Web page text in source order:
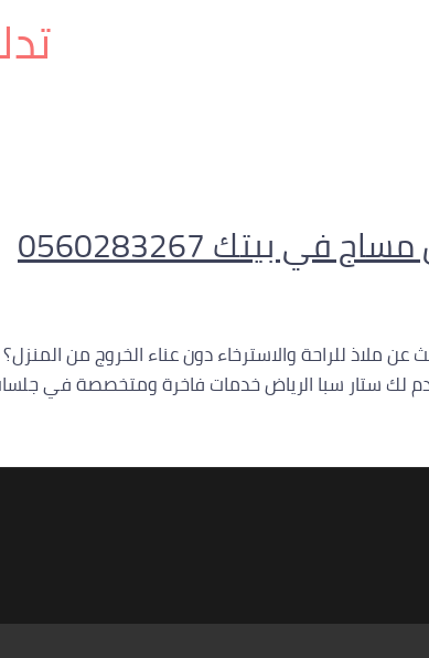
بيتك 0560283267
عن ملاذ للراحة والاسترخاء دون عناء الخروج من
لك ستار سبا الرياض خدمات فاخرة ومتخصصة في